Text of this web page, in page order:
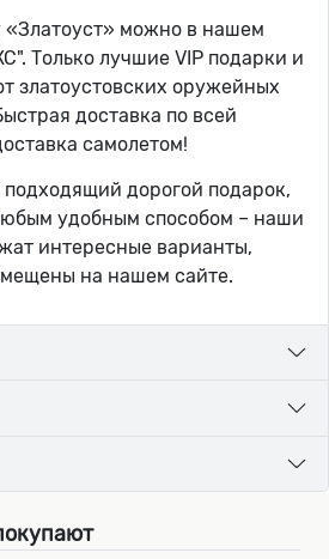
«Златоуст» можно в нашем
Только лучшие VIP подарки и
златоустовских оружейных
доставка по всей
самолетом!
дорогой подарок,
удобным способом – наши
интересные варианты,
на нашем сайте.